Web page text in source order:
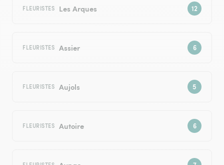
FLEURISTES Les Arques
FLEURISTES Assier
FLEURISTES Aujols
FLEURISTES Autoire